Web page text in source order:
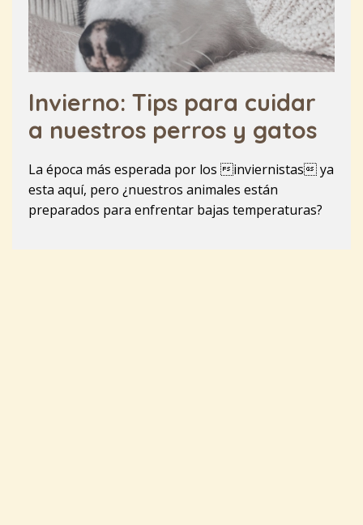
Invierno: Tips para cuidar
a nuestros perros y gatos
La época más esperada por los inviernistas ya
esta aquí, pero ¿nuestros animales están
preparados para enfrentar bajas temperaturas?